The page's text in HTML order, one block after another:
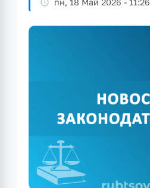
пн, 18 Май 2026 - 11:26